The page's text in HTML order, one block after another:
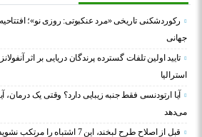
جهانی
استرالیا
آیا ارتودنسی فقط جنبه زیبایی دارد؟ وقتی یک درمان،
می‌دهد
قبل از اصلاح طرح لبخند، این 7